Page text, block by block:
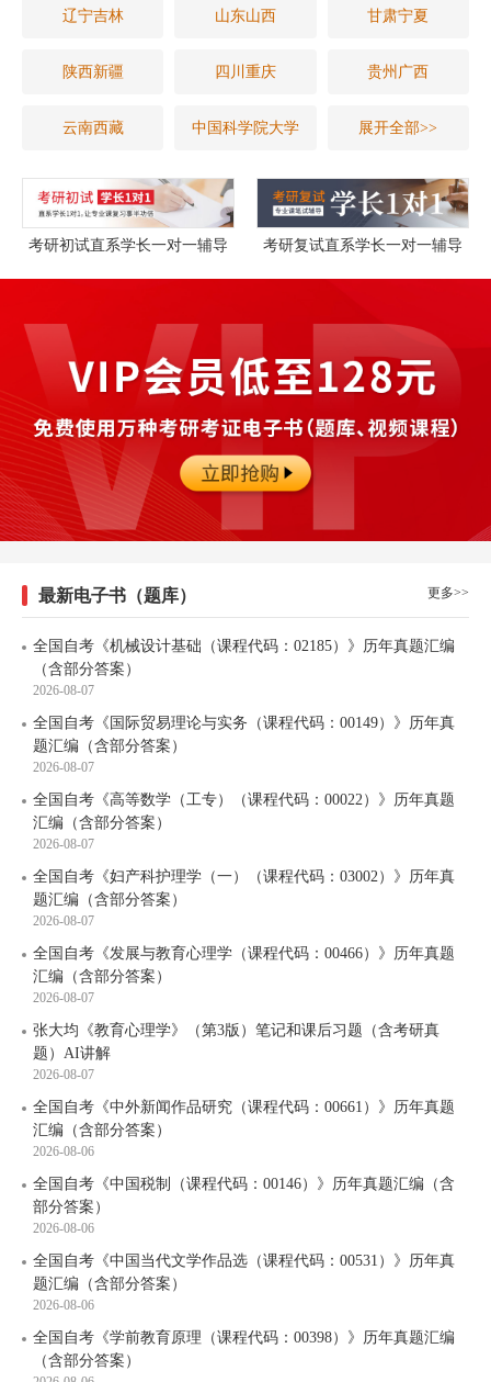
辽宁吉林 山东山西 甘肃宁夏
陕西新疆 四川重庆 贵州广西
云南西藏 中国科学院大学 展开全部>>
考研初试直系学长一对一辅导 考研复试直系学长一对一辅导
更多>>
最新电子书（题库）
全国自考《机械设计基础（课程代码：02185）》历年真题汇编
（含部分答案）
2026-08-07
全国自考《国际贸易理论与实务（课程代码：00149）》历年真
题汇编（含部分答案）
2026-08-07
全国自考《高等数学（工专）（课程代码：00022）》历年真题
汇编（含部分答案）
2026-08-07
全国自考《妇产科护理学（一）（课程代码：03002）》历年真
题汇编（含部分答案）
2026-08-07
全国自考《发展与教育心理学（课程代码：00466）》历年真题
汇编（含部分答案）
2026-08-07
张大均《教育心理学》（第3版）笔记和课后习题（含考研真
题）AI讲解
2026-08-07
全国自考《中外新闻作品研究（课程代码：00661）》历年真题
汇编（含部分答案）
2026-08-06
全国自考《中国税制（课程代码：00146）》历年真题汇编（含
部分答案）
2026-08-06
全国自考《中国当代文学作品选（课程代码：00531）》历年真
题汇编（含部分答案）
2026-08-06
全国自考《学前教育原理（课程代码：00398）》历年真题汇编
（含部分答案）